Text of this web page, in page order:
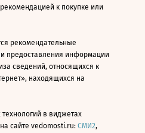
к покупке или
рекомендательные
предоставления информации
сведений, относящихся к
находящихся на
в виджетах
сайте vedomosti.ru: СМИ2,